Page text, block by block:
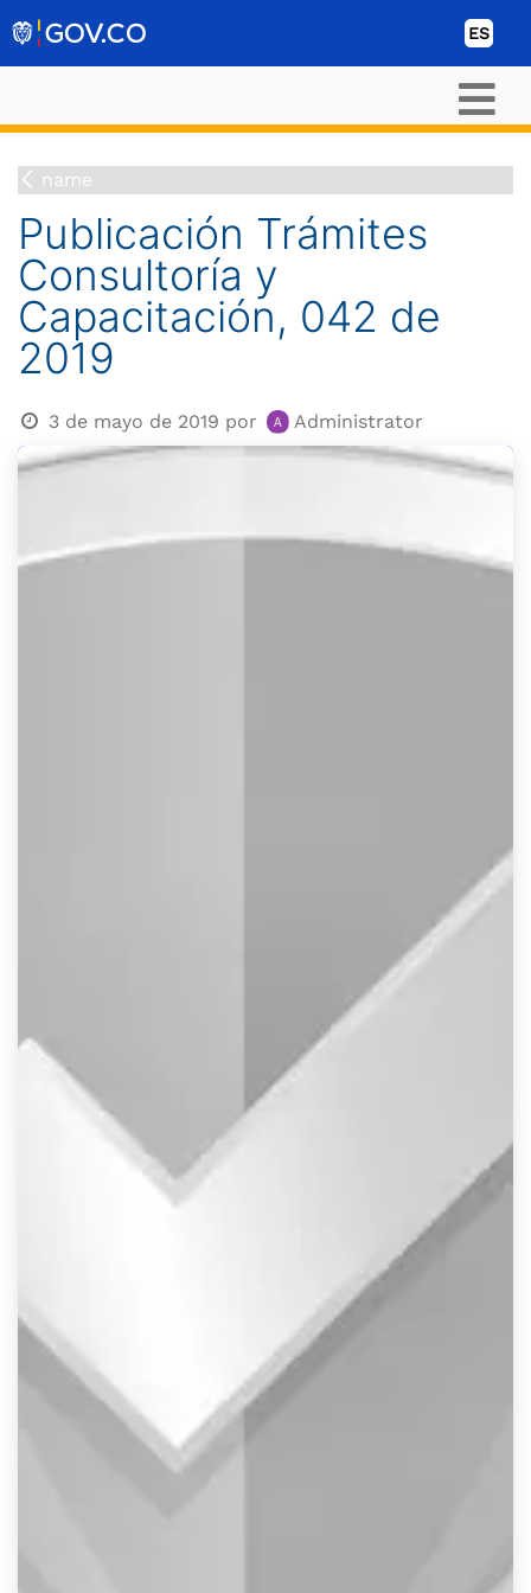
ES
name
Publicación Trámites
Consultoría y
Capacitación, 042 de
2019
3 de mayo de 2019 por Administrator